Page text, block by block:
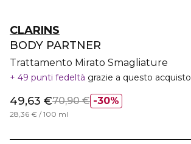
CLARINS
BODY PARTNER
Trattamento Mirato Smagliature
49 punti fedeltà grazie a questo acquisto
30%
49,63 €70,90 €
28,36 € / 100 ml